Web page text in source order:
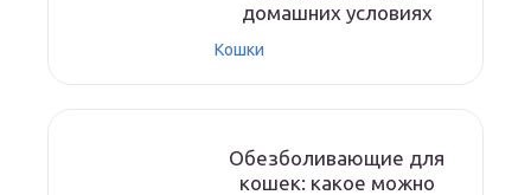
домашних условиях
Кошки
Обезболивающие для
кошек: какое можно